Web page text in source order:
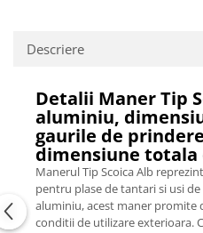
Descriere
Detalii Maner Tip
aluminiu,
gaurile de
dimensiune totala
Manerul Tip Scoica Alb
pentru plase de tantari si usi
aluminiu, acest maner promite
conditii de utilizare exterioara.